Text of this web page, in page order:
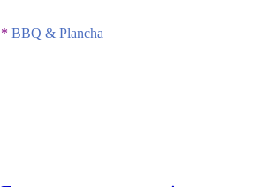
* BBQ & Plancha